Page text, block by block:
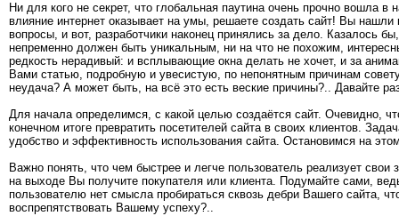
Ни для кого не секрет, что глобальная паутина очень прочно
влияние интернет оказывает на умы, решаете создать сайт! Вы
вопросы, и вот, разработчики наконец принялись за дело. Казалось
непременно должен быть уникальным, ни на что не похожим,
редкость нерадивый: и всплывающие окна делать не хочет, и за
Вами статью, подробную и увесистую, по непонятным причинам
неудача? А может быть, на всё это есть веские причины?.. Давайте
Для начала определимся, с какой целью создаётся сайт. Очевидно,
конечном итоге превратить посетителей сайта в своих клиентов.
удобство и эффективность использования сайта. Остановимся на
Важно понять, что чем быстрее и легче пользователь реализует
на выходе Вы получите покупателя или клиента. Подумайте сами,
пользователю нет смысла пробираться сквозь дебри Вашего сайта,
воспрепятствовать Вашему успеху?..